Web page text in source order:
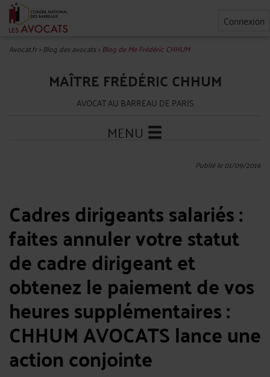
Connexion
Avocat.fr>Blog des avocats>Blog de Me Frédéric CHHUM
MAÎTRE FRÉDÉRIC CHHUM
AVOCAT AU BARREAU DE PARIS
MENU
Publié le 01/09/2016
Cadres dirigeants salariés :
faites annuler votre statut
de cadre dirigeant et
obtenez le paiement de vos
heures supplémentaires :
CHHUM AVOCATS lance une
action conjointe